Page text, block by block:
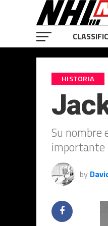
HISTORIA
Su nombre
importante
by